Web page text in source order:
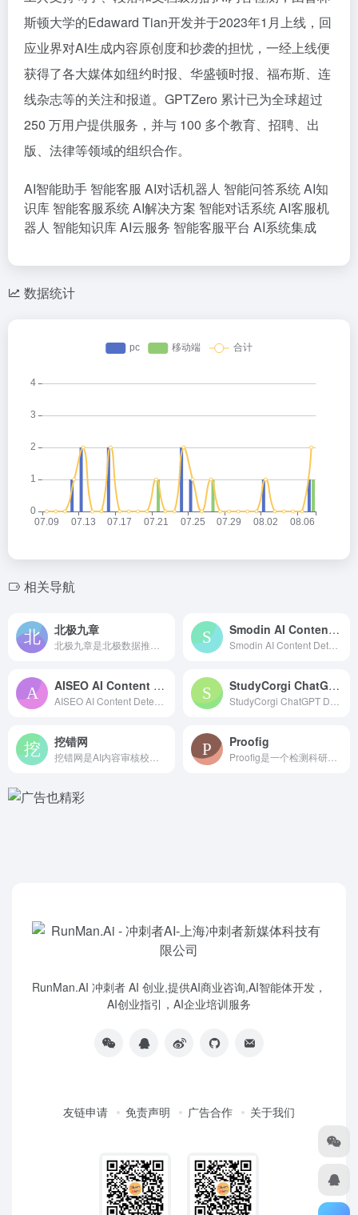
斯顿大学的Edaward Tian开发并于2023年1月上线，回
应业界对AI生成内容原创度和抄袭的担忧，一经上线便
获得了各大媒体如纽约时报、华盛顿时报、福布斯、连
线杂志等的关注和报道。GPTZero 累计已为全球超过
250 万用户提供服务，并与 100 多个教育、招聘、出
版、法律等领域的组织合作。
AI智能助手 智能客服 AI对话机器人 智能问答系统AI知
识库 智能客服系统AI解决方案 智能对话系统AI客服机
器人 智能知识库AI云服务 智能客服平台 AI系统集成
数据统计
相关导航
北极九章 Smodin AI Content Detector
AISEO AI Content Detector StudyCorgi ChatGPT Detector
挖错网 Proofig
RunMan.AI 冲刺者 AI 创业,提供AI商业咨询,AI智能体开发，
AI创业指引，AI企业培训服务
友链申请 免责声明 广告合作 关于我们